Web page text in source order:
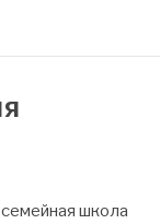
школа